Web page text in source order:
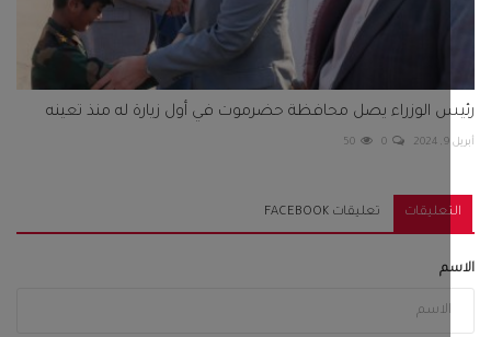
الوزراء يصل محافظة حضرموت في أول زيارة له منذ تعينه
0
50
تعليقات FACEBOOK